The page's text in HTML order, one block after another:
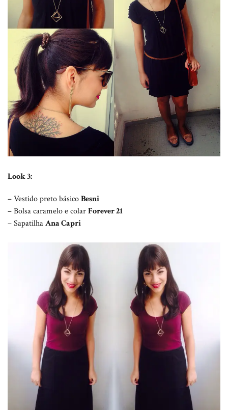
Look 3:
– Vestido preto básicoBesni
– Bolsa caramelo e colarForever 21
– SapatilhaAna Capri